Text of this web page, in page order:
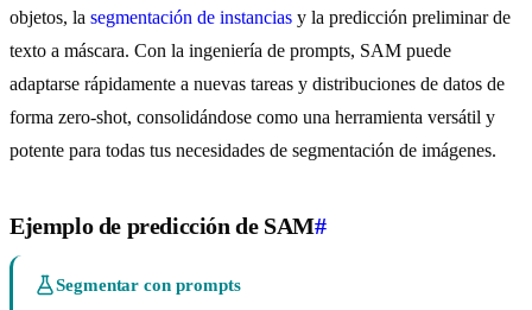
objetos, la segmentación de instancias y la predicción preliminar de
texto a máscara. Con la ingeniería de prompts, SAM puede
adaptarse rápidamente a nuevas tareas y distribuciones de datos de
forma zero-shot, consolidándose como una herramienta versátil y
potente para todas tus necesidades de segmentación de imágenes.
Ejemplo de predicción de SAM#
Segmentar con prompts